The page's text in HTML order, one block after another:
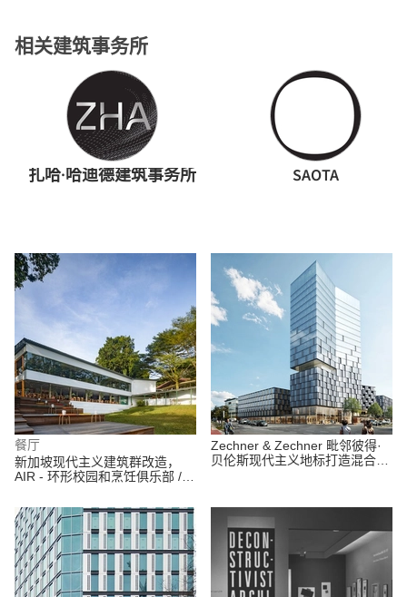
相关建筑事务所
扎哈·哈迪德建筑事务所 SAOTA
餐厅
新加坡现代主义建筑群改造，
AIR - 环形校园和烹饪俱乐部 /
Zechner & Zechner 毗邻彼得·
贝伦斯现代主义地标打造混合功